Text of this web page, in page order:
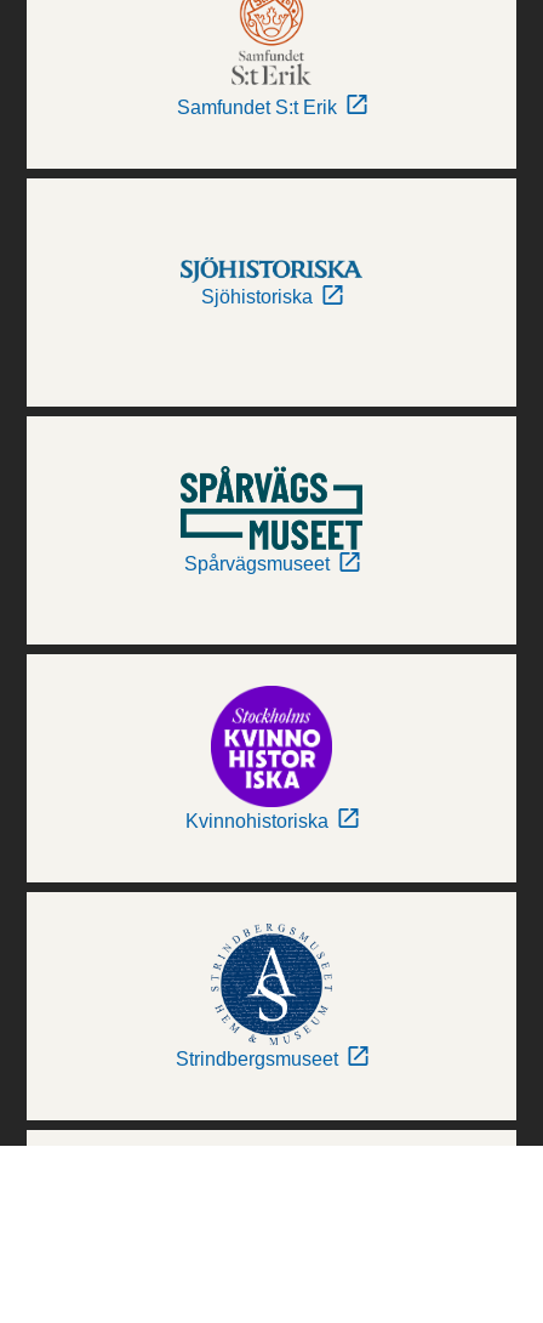
Samfundet S:t Erik
Sjöhistoriska
Spårvägsmuseet
Kvinnohistoriska
Strindbergsmuseet